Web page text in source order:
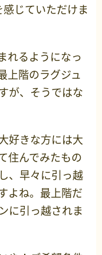
じていただけま
れるようになっ
上階のラグジュ
が、そうではな
好きな方には大
住んでみたもの
、早々に引っ越
よね。最上階だ
に引っ越されま